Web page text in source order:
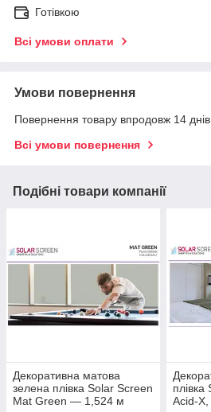
Готівкою
Всі умови оплати
Умови повернення
Повернення товару впродовж 14
Всі умови повернення
Подібні товари компанії
Декоративна матова
зелена плівка Solar Screen
Mat Green — 1,524 м
Acid-